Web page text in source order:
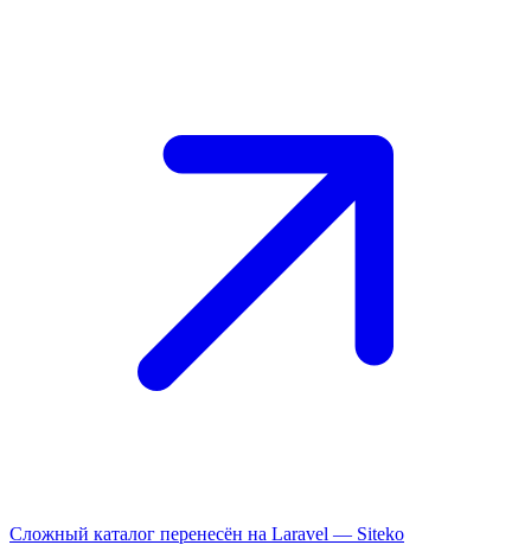
Сложный каталог перенесён на Laravel — Siteko